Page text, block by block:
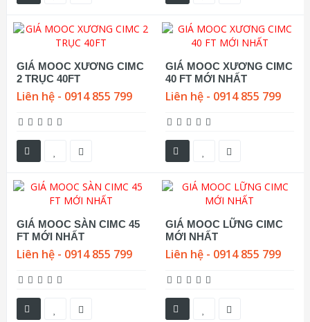
GIÁ MOOC XƯƠNG CIMC
2 TRỤC 40FT
Liên hệ - 0914 855 799
GIÁ MOOC XƯƠNG CIMC
40 FT MỚI NHẤT
Liên hệ - 0914 855 799
GIÁ MOOC SÀN CIMC 45
FT MỚI NHẤT
Liên hệ - 0914 855 799
GIÁ MOOC LỮNG CIMC
MỚI NHẤT
Liên hệ - 0914 855 799